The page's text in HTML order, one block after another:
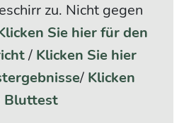
zu. Nicht gegen
Sie hier für den
/ Klicken Sie hier
/ Klicken
Bluttest